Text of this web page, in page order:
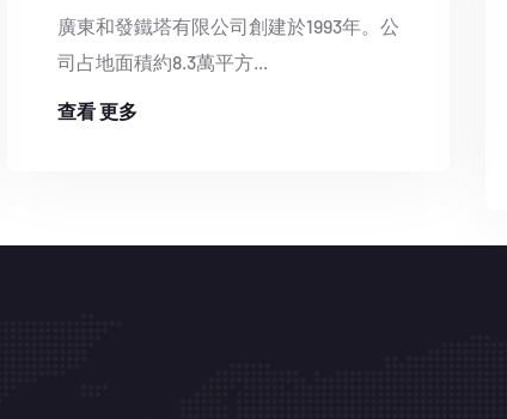
廣東和發鐵塔有限公司創建於1993年。公
司占地面積約8.3萬平方...
查看 更多